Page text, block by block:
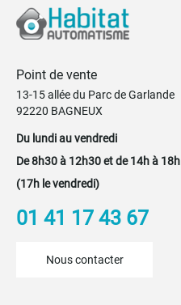
Point de vente
13-15 allée du Parc de Garlande
92220 BAGNEUX
Du lundi au vendredi
De 8h30 à 12h30 et de 14h à 18h
(17h le vendredi)
01 41 17 43 67
Nous contacter